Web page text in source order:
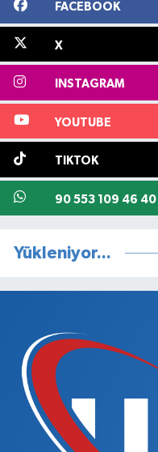
FACEBOOK
X
INSTAGRAM
YOUTUBE
TIKTOK
90 553 109 46 40
Yükleniyor...